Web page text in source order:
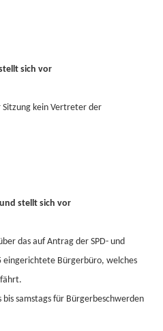
sich vor
Sitzung kein Vertreter der
stellt sich vor
das auf Antrag der SPD- und
eingerichtete Bürgerbüro, welches
samstags für Bürgerbeschwerden